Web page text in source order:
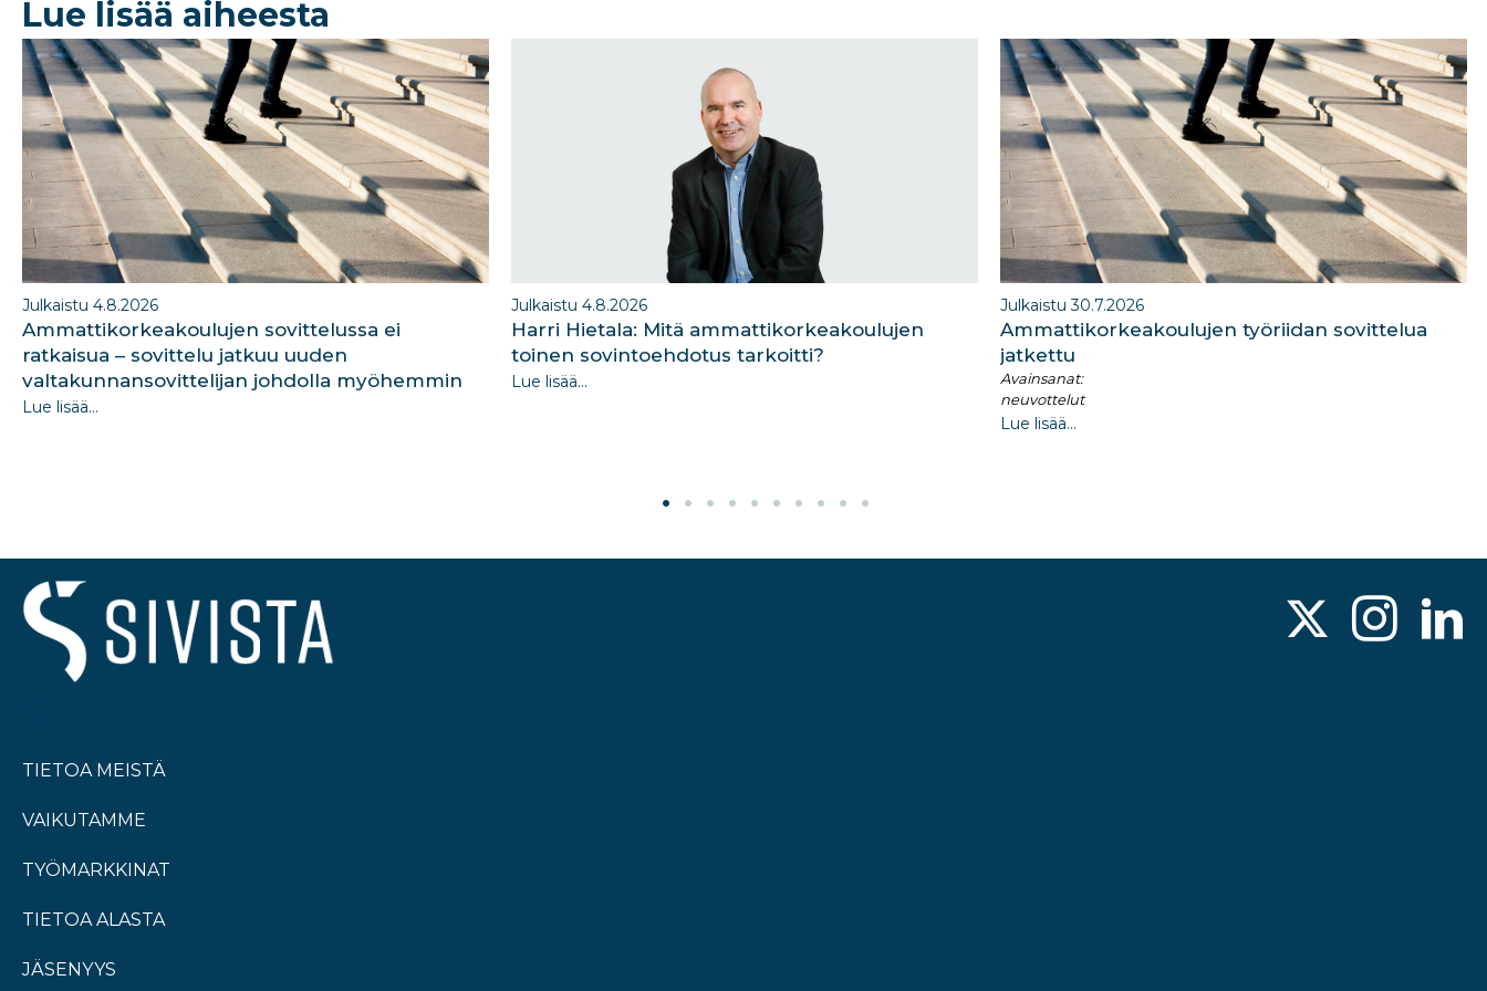
o
o
k
n
mn
Lue lisää aiheesta
Julkaistu 4.8.2026
Ammattikorkeakoulujen sovittelussa ei
ratkaisua – sovittelu jatkuu uuden
valtakunnansovittelijan johdolla myöhemmin
Lue lisää...
Julkaistu 4.8.2026
Harri Hietala: Mitä ammattikorkeakoulujen
toinen sovintoehdotus tarkoitti?
Lue lisää...
Julkaistu 30.7.2026
Ammattikorkeakoulujen työriidan sovittelua
jatkettu
Avainsanat:
neuvottelut
Lue lisää...
TIETOA MEISTÄ
VAIKUTAMME
TYÖMARKKINAT
TIETOA ALASTA
JÄSENYYS